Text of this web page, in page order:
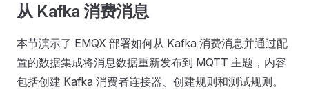
从 Kafka 消费消息
本节演示了 EMQX 部署如何从 Kafka 消费消息并通过配
置的数据集成将消息数据重新发布到 MQTT 主题，内容
包括创建 Kafka 消费者连接器、创建规则和测试规则。